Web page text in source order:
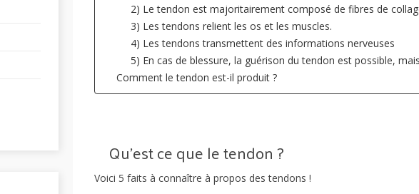
2) Le tendon est majoritairement composé de fibres de
3) Les tendons relient les os et les muscles.
4) Les tendons transmettent des informations nerveuses
5) En cas de blessure, la guérison du tendon est possible,
Comment le tendon est-il produit ?
Qu'est ce que le tendon ?
Voici 5 faits à connaître à propos des tendons !